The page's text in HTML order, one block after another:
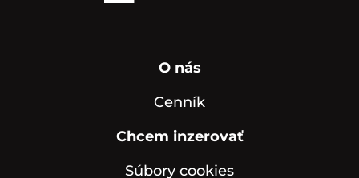
O nás
Cenník
Chcem inzerovať
Súbory cookies